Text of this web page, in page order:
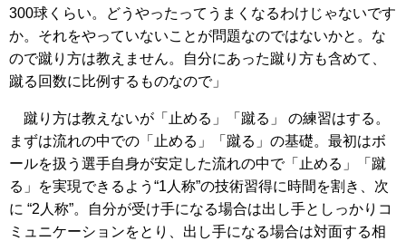
300球くらい。どうやったってうまくなるわけじゃないです
か。それをやっていないことが問題なのではないかと。な
ので蹴り方は教えません。自分にあった蹴り方も含めて、
蹴る回数に比例するものなので」
蹴り方は教えないが「止める」「蹴る」 の練習はする。
まずは流れの中での「止める」「蹴る」の基礎。最初はボ
ールを扱う選手自身が安定した流れの中で「止める」「蹴
る」を実現できるよう“1人称”の技術習得に時間を割き、次
に “2人称”。自分が受け手になる場合は出し手としっかりコ
ミュニケーションをとり、出し手になる場合は対面する相